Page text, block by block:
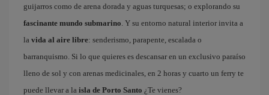
guijarros como de arena dorada y aguas turquesas; o explorando su
fascinante mundo submarino. Y su entorno natural interior invita a
la vida al aire libre: senderismo, parapente, escalada o
barranquismo. Si lo que quieres es descansar en un exclusivo paraíso
lleno de sol y con arenas medicinales, en 2 horas y cuarto un ferry te
puede llevar a la isla de Porto Santo ¿Te vienes?